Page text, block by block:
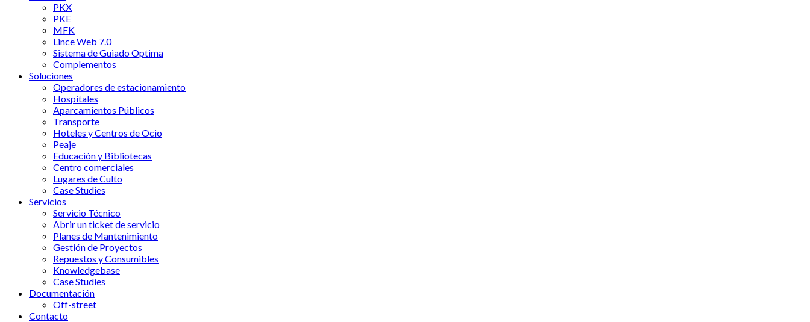
PKX
PKE
MFK
Lince Web 7.0
Sistema de Guiado Optima
Complementos
Soluciones
Operadores de estacionamiento
Hospitales
Aparcamientos Públicos
Transporte
Hoteles y Centros de Ocio
Peaje
Educación y Bibliotecas
Centro comerciales
Lugares de Culto
Case Studies
Servicios
Servicio Técnico
Abrir un ticket de servicio
Planes de Mantenimiento
Gestión de Proyectos
Repuestos y Consumibles
Knowledgebase
Case Studies
Documentación
Off-street
Contacto